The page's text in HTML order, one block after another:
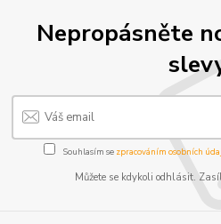
Nepropásněte
Souhlasím se zpracováním osobních
Můžete se kdykoli odhlásit.